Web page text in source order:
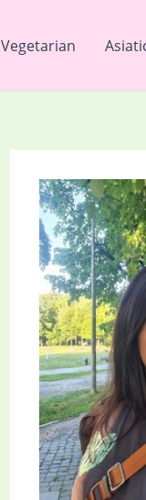
Vegetarian